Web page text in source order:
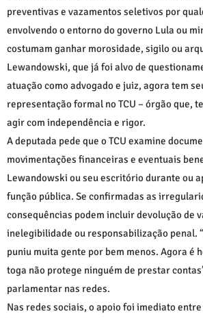
preventivas e vazamentos seletivos por
envolvendo o entorno do governo Lula ou
costumam ganhar morosidade, sigilo ou
Lewandowski, que já foi alvo de
atuação como advogado e juiz, agora tem
representação formal no TCU – órgão que,
agir com independência e rigor.
A deputada pede que o TCU examine
movimentações financeiras e eventuais
Lewandowski ou seu escritório durante ou
função pública. Se confirmadas as
consequências podem incluir devolução de
inelegibilidade ou responsabilização penal.
puniu muita gente por bem menos. Agora é
toga não protege ninguém de prestar
parlamentar nas redes.
Nas redes sociais, o apoio foi imediato